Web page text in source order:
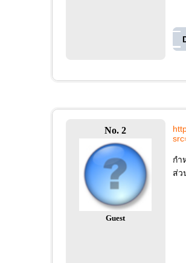
No. 2
Guest
กำ
ส่ว